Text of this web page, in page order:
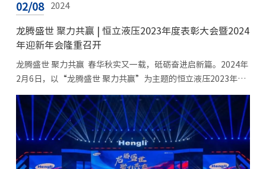
02/08 2024
龙腾盛世 聚力共赢 | 恒立液压2023年度表彰大会暨2024
年迎新年会隆重召开
龙腾盛世 聚力共赢 春华秋实又一载，砥砺奋进启新篇。2024年
2月6日，以“龙腾盛世 聚力共赢”为主题的恒立液压2023年度
定不凡”“恒聚成光·勇者加...